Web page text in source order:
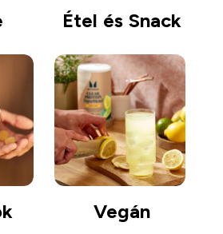
Étel és Snack
Vegán